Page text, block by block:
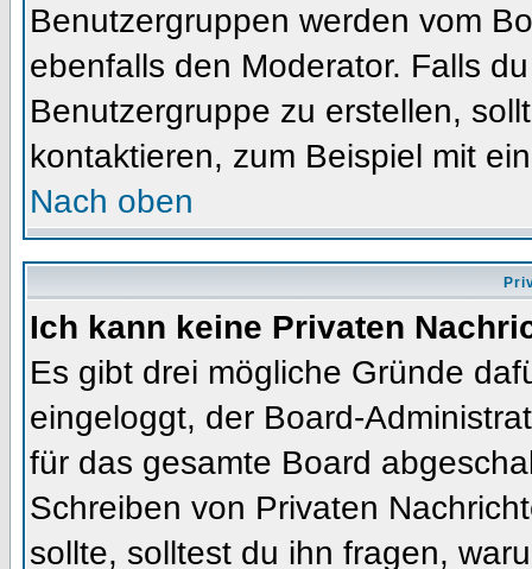
Benutzergruppen werden vom
ebenfalls den Moderator. Falls
Benutzergruppe zu erstellen,
kontaktieren, zum Beispiel mit
Nach oben
Ich kann keine Privaten
Es gibt drei mögliche Gründe
eingeloggt, der Board-
für das gesamte Board
Schreiben von Privaten
sollte, solltest du ihn fragen,